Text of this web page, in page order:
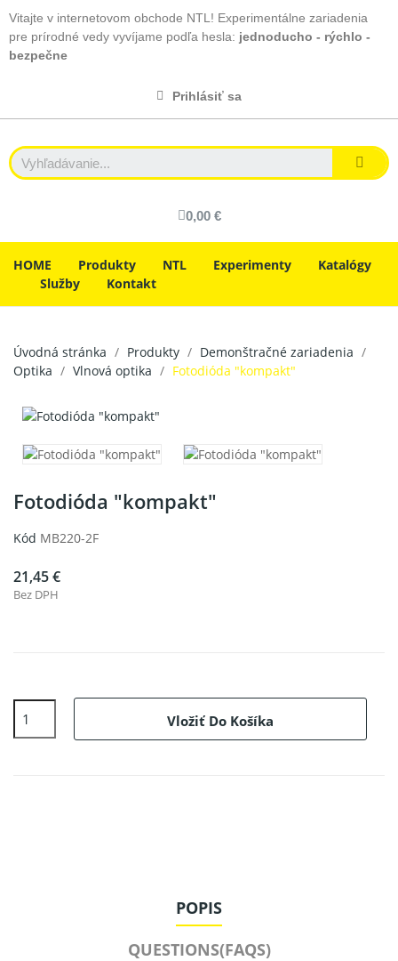
Vitajte v internetovom obchode NTL! Experimentálne zariadenia
pre prírodné vedy vyvíjame podľa hesla: jednoducho - rýchlo -
bezpečne
Prihlásiť sa
0,00 €
HOME Produkty NTL Experimenty
Katalógy
Služby
Kontakt
Úvodná stránka Produkty
Demonštračné zariadenia
Optika
Vlnová optika Fotodióda "kompakt"
Fotodióda "kompakt"
Kód MB220-2F
21,45 €
Bez DPH
Vložiť Do Košíka
POPIS
QUESTIONS(FAQS)